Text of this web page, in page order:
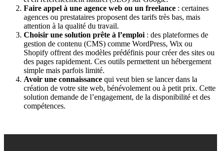
Faire appel à une agence web ou un freelance : certaines
agences ou prestataires proposent des tarifs très bas, mais
attention à la qualité du travail.
Choisir une solution prête à l’emploi: des plateformes de
gestion de contenu (CMS) comme WordPress, Wix ou
Shopify offrent des modèles prédéfinis pour créer des sites ou
des pages rapidement. Ces outils permettent un hébergement
simple mais parfois limité.
Avoir une connaissance qui veut bien se lancer dans la
création de votre site web, bénévolement ou à petit prix. Cette
solution demande de l’engagement, de la disponibilité et des
compétences.